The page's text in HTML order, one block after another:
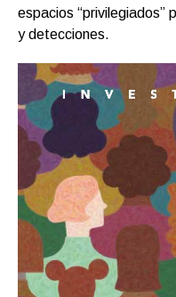
espacios “privilegiados”
y detecciones.